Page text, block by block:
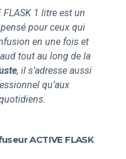
FLASK 1 litre est un
pensé pour ceux qui
en une fois et
tout au long de la
, il s’adresse aussi
qu’aux
ACTIVE FLASK